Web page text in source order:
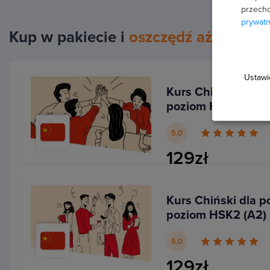
Bo to maksymalnie praktyczna i efektywna forma
wkuwania słówek i reguł gramatycznych, które
efektywną nauką z książek lub szkołą językową.
Tempo nauki bez problemu dostosujesz do siebie,
problemu wracać w dowolnym momencie, bo do
ramach kurs otrzymasz też dostęp do materiałów
między innymilistę słownictwa na poziomie HSK2
Wybierając naukę online, oszczędzasz czas i
otrzymujesz aż 5h praktycznych lekcji wideo + 570
rozwiązania. To świetna alternatywa dla szkół
nauki to wydatek rzędu 1000 zł, a także dla zajęć z
Kup w pakiecie i oszczędź aż 20%
Kurs Chiński dla
poziom HSK1 (A1)
5.0
129zł
Kurs Chiński dla
poziom HSK2 (A2)
5.0